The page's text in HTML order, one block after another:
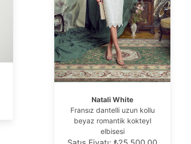
Natali White
Fransız dantelli uzun kollu
beyaz romantik kokteyl
elbisesi